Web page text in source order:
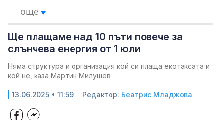
още
Ще плащаме над 10 пъти повече за
слънчева енергия от 1 юли
Няма структура и организация кой си плаща екотаксата и
кой не, каза Мартин Милушев
13.06.2025 • 11:59 Редактор: Беатрис Младжова